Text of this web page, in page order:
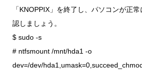
「KNOPPIX」を終了し、パソコンが正
認しましょう。
$ sudo -s
# ntfsmount /mnt/hda1 -o
dev=/dev/